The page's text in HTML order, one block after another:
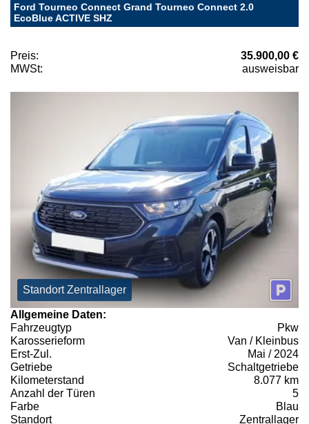
Ford Tourneo Connect Grand Tourneo Connect 2.0
EcoBlue ACTIVE SHZ
Preis:
35.900,00 €
MWSt:
ausweisbar
Standort Zentrallager
Allgemeine Daten:
Fahrzeugtyp
Pkw
Karosserieform
Van / Kleinbus
Erst-Zul.
Mai / 2024
Getriebe
Schaltgetriebe
Kilometerstand
8.077 km
Anzahl der Türen
5
Farbe
Blau
Standort
Zentrallager